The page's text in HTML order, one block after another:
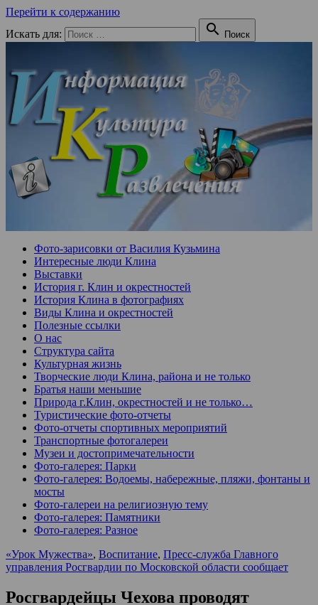
Перейти к содержанию
Искать для:
 Поиск
Фото-зарисовки от Василия Кузьмина
Интересные люди Клина
Выставки
История г. Клин и окрестностей
История Клина в фотографиях
Виды Клина и окрестностей
Полезные ссылки
О нас
Структура сайта
Культурная жизнь
Творческие люди Клина, района и не только
Братья наши меньшие
Природа г.Клин, окрестностей и не только…
Туристические фото-отчеты
Фото-отчеты спортивных мероприятий
Транспортные фотогалереи
Музеи и достопримечательности
Фото-галерея: Парки
Фото-галерея: Водоемы, набережные, пляжи, фонтаны и
мосты
Фото-галереи на религиозную тему
Фото-галерея: Памятники
Фото-галерея: Разное
«Урок Мужества», Воспитание, Пресс-служба Главного
управления Росгвардии по Московской области сообщает
Росгвардейцы Чехова проводят